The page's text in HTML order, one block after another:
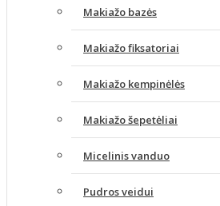
Makiažo bazės
Makiažo fiksatoriai
Makiažo kempinėlės
Makiažo šepetėliai
Micelinis vanduo
Pudros veidui